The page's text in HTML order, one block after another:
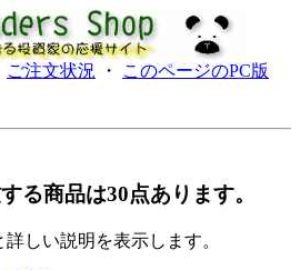
ご注文状況 ・ このページのPC版
る商品は30点あります。
しい説明を表示します。